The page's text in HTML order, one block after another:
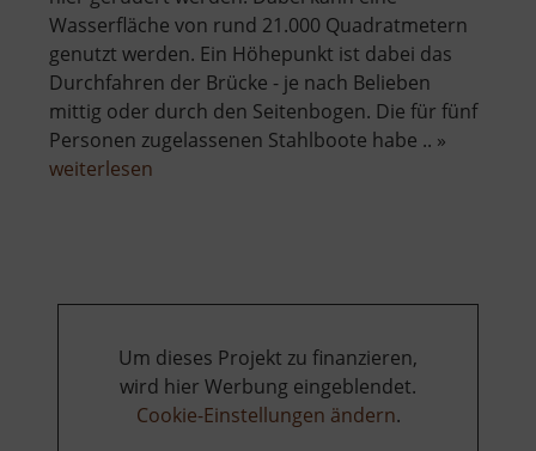
Wasserfläche von rund 21.000 Quadratmetern
genutzt werden. Ein Höhepunkt ist dabei das
Durchfahren der Brücke - je nach Belieben
mittig oder durch den Seitenbogen. Die für fünf
Personen zugelassenen Stahlboote habe .. »
weiterlesen
Um dieses Projekt zu finanzieren,
wird hier Werbung eingeblendet.
Cookie-Einstellungen ändern.